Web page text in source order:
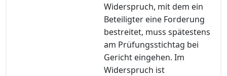
Widerspruch, mit dem ein
Beteiligter eine Forderung
bestreitet, muss spätestens
am Prüfungsstichtag bei
Gericht eingehen. Im
Widerspruch ist